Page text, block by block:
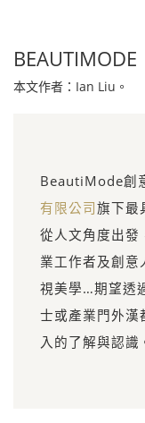
BEAUTIMODE
本文作者：Ian Liu。
BeautiMode創
有限公司旗下最
從人文角度出發
業工作者及創意
視美學…期望透
士或產業門外漢
入的了解與認識